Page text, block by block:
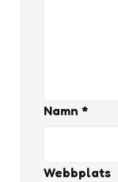
Namn *
Webbplats